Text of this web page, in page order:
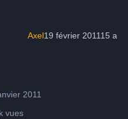
Axel19 février 201115 a
2011
vues